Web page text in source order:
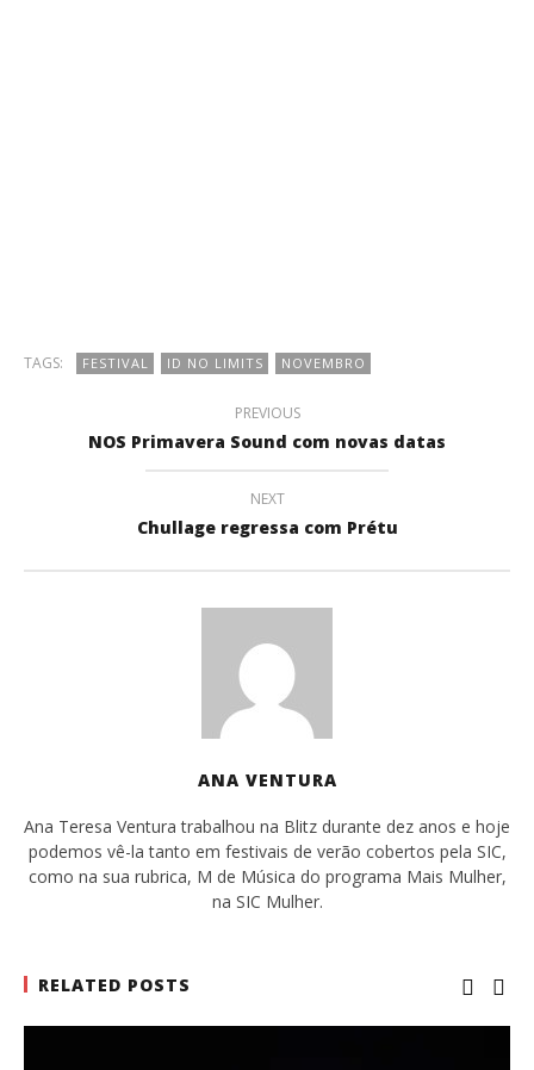
TAGS: FESTIVAL ID NO LIMITS NOVEMBRO
PREVIOUS
NOS Primavera Sound com novas datas
NEXT
Chullage regressa com Prétu
ANA VENTURA
Ana Teresa Ventura trabalhou na Blitz durante dez anos e hoje
podemos vê-la tanto em festivais de verão cobertos pela SIC,
como na sua rubrica, M de Música do programa Mais Mulher,
na SIC Mulher.
RELATED POSTS